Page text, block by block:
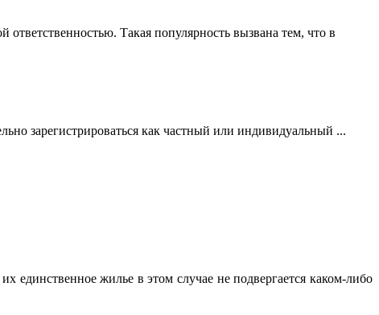
Такая популярность вызвана тем, что в
зарегистрироваться как частный или индивидуальный ...
жилье в этом случае не подвергается каком-либо